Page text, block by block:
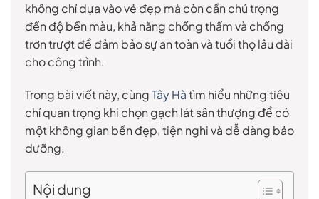
không chỉ dựa vào vẻ đẹp mà còn cần chú trọng
đến độ bền màu, khả năng chống thấm và chống
trơn trượt để đảm bảo sự an toàn và tuổi thọ lâu dài
cho công trình.
Trong bài viết này, cùngTây Hàtìm hiểu những tiêu
chí quan trọng khi chọn gạch lát sân thượng để có
một không gian bền đẹp, tiện nghi và dễ dàng bảo
dưỡng.
Nội dung